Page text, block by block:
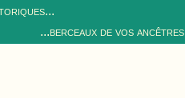
...berceaux de vos ancêtres